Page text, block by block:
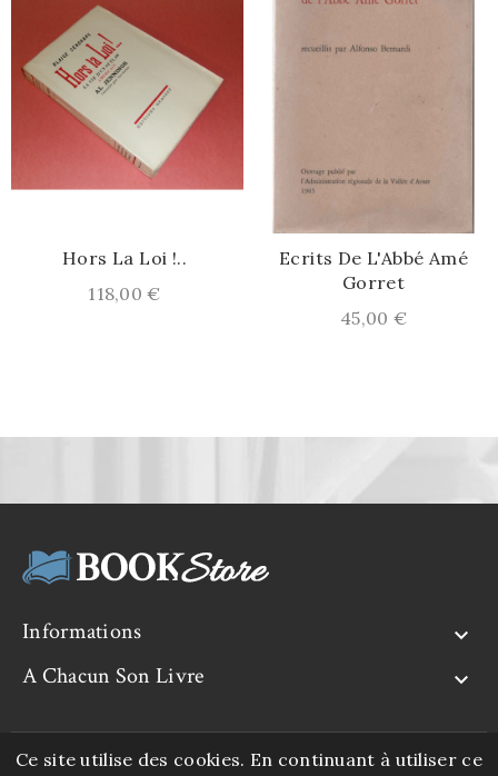
Hors La Loi !..
Prix
118,00 €
Ecrits De L'Abbé Amé
Gorret
Prix
45,00 €
Informations 
A Chacun Son Livre 
Ce site utilise des cookies. En continuant à utiliser ce